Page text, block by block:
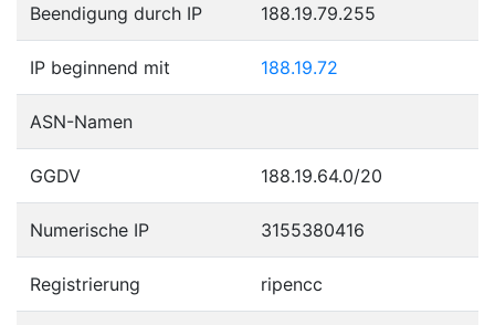
Beendigung durch IP 188.19.79.255
IP beginnend mit 188.19.72
ASN-Namen
GGDV 188.19.64.0/20
Numerische IP 3155380416
Registrierung ripencc